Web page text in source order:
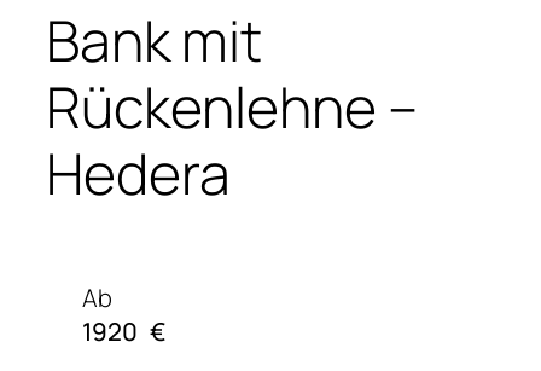
Bank mit
Rückenlehne –
Hedera
Ab
1920 €